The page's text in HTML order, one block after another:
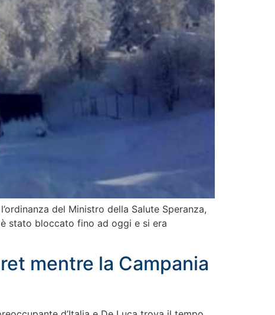
del Ministro della Salute Speranza,
stato bloccato fino ad oggi e si era
mentre la Campania